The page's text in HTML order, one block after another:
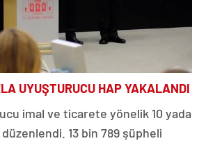
UYUŞTURUCU HAP YAKALANDI
imal ve ticarete yönelik 10 yada
13 bin 789 şüpheli